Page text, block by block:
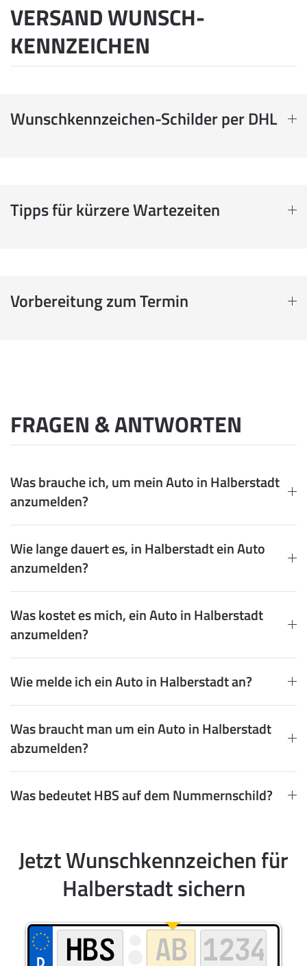
VERSAND WUNSCH­
KENNZEICHEN
Wunschkennzeichen-Schilder per DHL
Tipps für kürzere Wartezeiten
Vorbereitung zum Termin
FRAGEN & ANTWORTEN
Was brauche ich, um mein Auto in Halberstadt
anzumelden?
Wie lange dauert es, in Halberstadt ein Auto
anzumelden?
Was kostet es mich, ein Auto in Halberstadt
anzumelden?
Wie melde ich ein Auto in Halberstadt an?
Was braucht man um ein Auto in Halberstadt
abzumelden?
Was bedeutet HBS auf dem Nummernschild?
Jetzt Wunschkennzeichen für
Halberstadt sichern